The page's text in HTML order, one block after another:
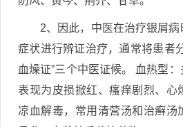
2、因此，中医在治疗银屑
症状进行辨证治疗，通常将患者
血燥证”三个中医证候。 血热型：
表现为皮损掀红、瘙痒剧烈、心
凉血解毒，常用清营汤和治癣汤